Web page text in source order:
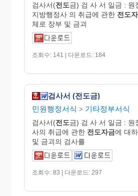
검사서(전도금) 검 사 서 일금 : 원
지방행정사 의 취급에 관한 전도
체로 장부 및 금괴
조회수: 141 | 다운로드: 184
검사서 (전도금)
민원행정서식 > 기타정부서식
검사서(전도금) 검 사 서 일금 : 원
사의 취급에 관한 전도자금에 대
및 금괴의 검사를
조회수: 83 | 다운로드: 297